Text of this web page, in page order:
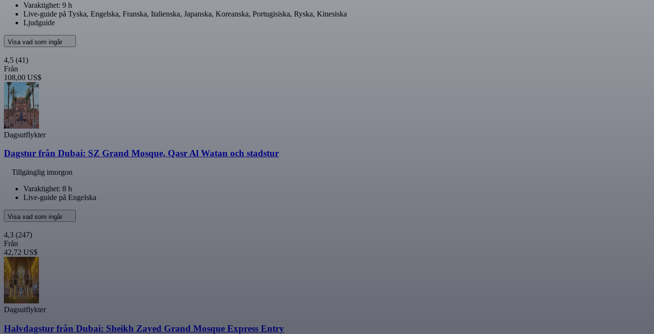
Varaktighet: 9 h
Live-guide på Tyska, Engelska, Franska, Italienska, Japanska, Koreanska, Portugisiska, Ryska, Kinesiska
Ljudguide
Visa vad som ingår
4,5 (41)
Från
108,00 US$
Dagsutflykter
Dagstur från Dubai: SZ Grand Mosque, Qasr Al Watan och stadstur
Tillgänglig imorgon
Varaktighet: 8 h
Live-guide på Engelska
Visa vad som ingår
4,3 (247)
Från
42,72 US$
Dagsutflykter
Halvdagstur från Dubai: Sheikh Zayed Grand Mosque Express Entry